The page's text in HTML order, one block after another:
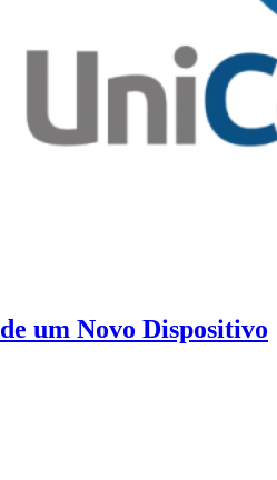
um Novo Dispositivo